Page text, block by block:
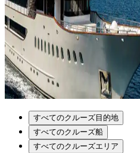
すべてのクルーズ目的地
すべてのクルーズ船
すべてのクルーズエリア